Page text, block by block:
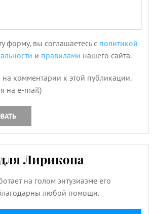
форму, вы соглашаетесь с политикой
и правилами нашего сайта.
на комментарии к этой публикации.
на e-mail)
Лирикона
на голом энтузиазме его
любой помощи.